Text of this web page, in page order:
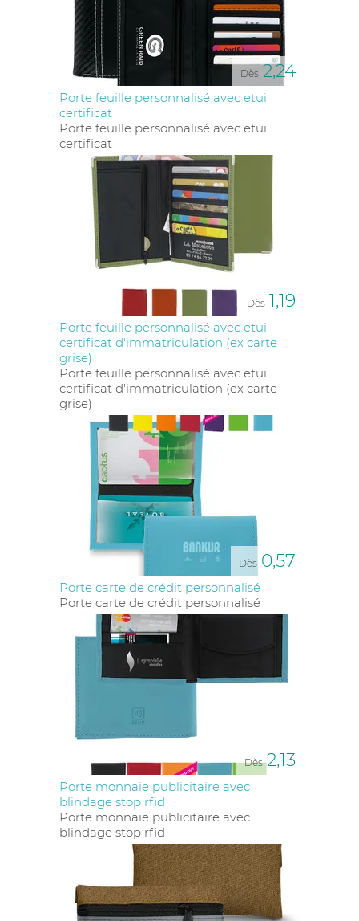
Dès 2,24
Porte feuille personnalisé avec etui
certificat
Porte feuille personnalisé avec etui
certificat
Dès 1,19
Porte feuille personnalisé avec etui
certificat d'immatriculation (ex carte
grise)
Porte feuille personnalisé avec etui
certificat d'immatriculation (ex carte
grise)
Dès 0,57
Porte carte de crédit personnalisé
Porte carte de crédit personnalisé
Dès 2,13
Porte monnaie publicitaire avec
blindage stop rfid
Porte monnaie publicitaire avec
blindage stop rfid